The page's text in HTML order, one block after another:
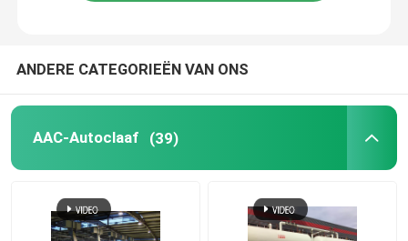
Chemische Warmtewisselaar
Chemische Kolom
Chemische Opslagtanks
ANDERE CATEGORIEËN VAN ONS
AAC-Autoclaaf (39)